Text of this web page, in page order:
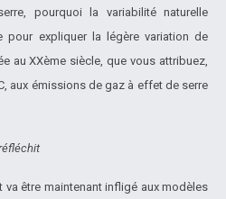
pourquoi la variabilité naturelle
pour expliquer la légère variation de
au XXème siècle, que vous attribuez,
aux émissions de gaz à effet de serre
va être maintenant infligé aux modèles